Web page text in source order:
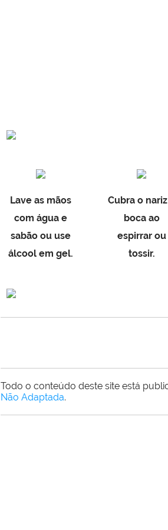
Lave as mãos
com água e
sabão ou use
álcool em gel.
Cubra o
boca ao
espirrar ou
tossir.
Todo o conteúdo deste site está
Não Adaptada.